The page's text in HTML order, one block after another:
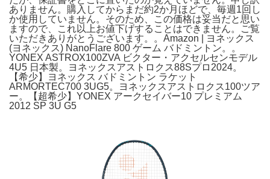
ありません。購入してからまだ約2か月ほどで、毎週1回し
か使用していません。そのため、この価格は妥当だと思い
ますので、これ以上お値下げすることはできません。ご覧
いただきありがとうございます。。Amazon | ヨネックス
(ヨネックス) NanoFlare 800 ゲーム バドミントン。。
YONEX ASTROX100ZVA ビクター・アクセルセンモデル
4U5 日本製。ヨネックスアストロクス88Sプロ2024。
【希少】ヨネックス バドミントン ラケット
ARMORTEC700 3UG5。ヨネックスアストロクス100ツア
ー。【超希少】YONEX アークセイバー10 プレミアム
2012 SP 3U G5